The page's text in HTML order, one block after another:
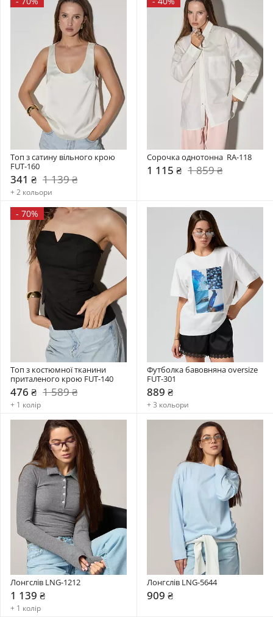
Топ з сатину вільного крою
FUT-160
341 ₴ 1 139 ₴
+ 2 кольори
Сорочка однотонна  RA-118
1 115 ₴ 1 859 ₴
- 70%
Топ з костюмної тканини
приталеного крою FUT-140
476 ₴ 1 589 ₴
+ 1 колір
Футболка бавовняна oversize
FUT-301
889 ₴
+ 3 кольори
Лонгслів LNG-1212
1 139 ₴
+ 1 колір
Лонгслів LNG-5644
909 ₴